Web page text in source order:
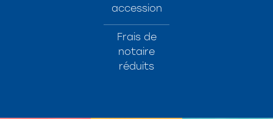
accession
Frais de
notaire
réduits